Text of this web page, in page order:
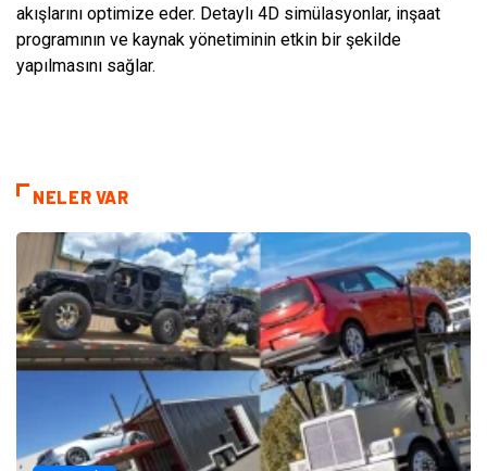
akışlarını optimize eder. Detaylı 4D simülasyonlar, inşaat
programının ve kaynak yönetiminin etkin bir şekilde
yapılmasını sağlar.
NELER VAR